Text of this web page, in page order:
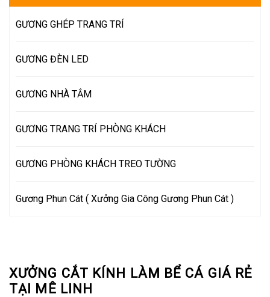
XƯỞNG CẮT KÍNH LÀM BỂ CÁ GIÁ RẺ
TẠI MÊ LINH
GƯƠNG GHÉP TRANG TRÍ
GƯƠNG ĐÈN LED
GƯƠNG NHÀ TẮM
GƯƠNG TRANG TRÍ PHÒNG KHÁCH
GƯƠNG PHÒNG KHÁCH TREO TƯỜNG
Gương Phun Cát ( Xưởng Gia Công Gương Phun Cát )